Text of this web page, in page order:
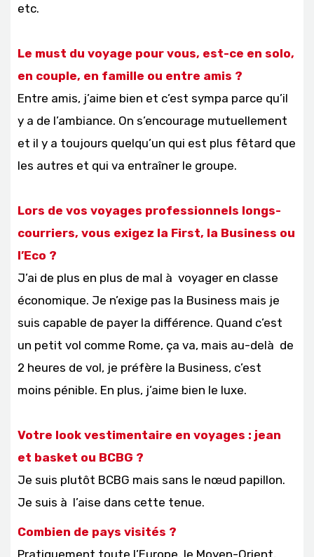
etc.
Le must du voyage pour vous, est-ce en solo,
en couple, en famille ou entre amis ?
Entre amis, j’aime bien et c’est sympa parce qu’il
y a de l’ambiance. On s’encourage mutuellement
et il y a toujours quelqu’un qui est plus fêtard que
les autres et qui va entraîner le groupe.
Lors de vos voyages professionnels longs-
courriers, vous exigez la First, la Business ou
l’Eco ?
J’ai de plus en plus de mal à voyager en classe
économique. Je n’exige pas la Business mais je
suis capable de payer la différence. Quand c’est
un petit vol comme Rome, ça va, mais au-delà de
2 heures de vol, je préfère la Business, c’est
moins pénible. En plus, j’aime bien le luxe.
Votre look vestimentaire en voyages : jean
et basket ou BCBG ?
Je suis plutôt BCBG mais sans le nœud papillon.
Je suis à l’aise dans cette tenue.
Combien de pays visités ?
Pratiquement toute l’Europe, le Moyen-Orient,